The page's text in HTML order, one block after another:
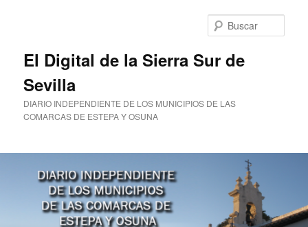
El Digital de la Sierra Sur de
Sevilla
DIARIO INDEPENDIENTE DE LOS MUNICIPIOS DE LAS
COMARCAS DE ESTEPA Y OSUNA